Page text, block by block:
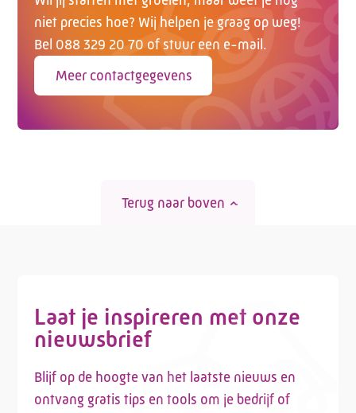
niet precies hoe? Wij helpen je graag op weg!
Bel 088 329 20 70 of stuur een e-mail.
Meer contactgegevens
Terug naar boven
Laat je inspireren met onze
nieuwsbrief
Blijf op de hoogte van het laatste nieuws en
ontvang gratis tips en tools om je bedrijf of